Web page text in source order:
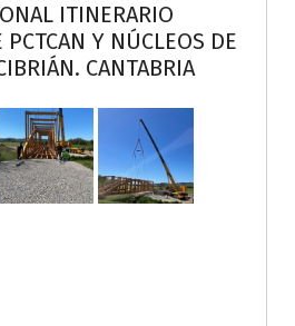
ITINERARIO
PCTCAN Y NÚCLEOS DE
CANTABRIA